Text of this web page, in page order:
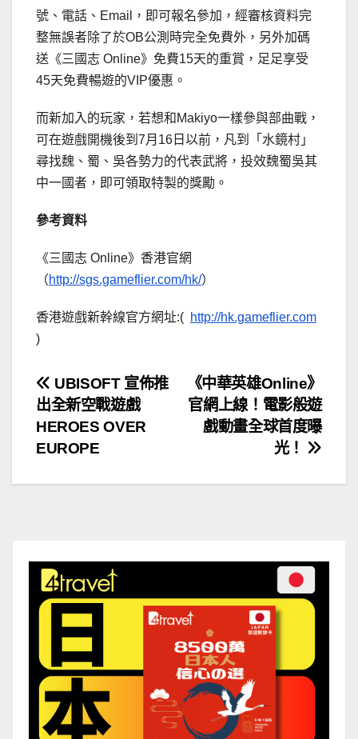
號、電話、Email，即可報名參加，經審核資料完
整無誤者除了於OB公測時完全免費外，另外加碼
送《三國志 Online》免費15天的重賞，足足享受
45天免費暢遊的VIP優惠。
而新加入的玩家，若想和Makiyo一樣參與部曲戰，
可在遊戲開機後到7月16日以前，凡到「水鏡村」
尋找魏、蜀、吳各勢力的代表武將，投效魏蜀吳其
中一國者，即可領取特製的獎勵。
參考資料
《三國志 Online》香港官網
（http://sgs.gameflier.com/hk/）
香港遊戲新幹線官方網址:( http://hk.gameflier.com
)
文
章
導
覽
《中華英雄Online》
官網上線！電影般遊
戲動畫全球首度曝
光！
UBISOFT 宣佈推
出全新空戰遊戲
HEROES OVER
EUROPE